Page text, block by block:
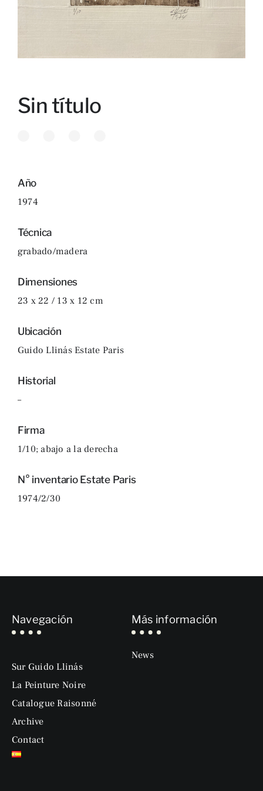
Sin título
Año
1974
Técnica
grabado/madera
Dimensiones
23 x 22 / 13 x 12 cm
Ubicación
Guido Llinás Estate Paris
Historial
–
Firma
1/10; abajo a la derecha
N° inventario Estate Paris
1974/2/30
Navegación
Sur Guido Llinás
La Peinture Noire
Catalogue Raisonné
Archive
Contact
Más información
News